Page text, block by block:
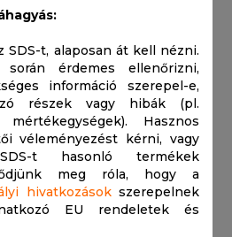
t, alaposan át kell nézni.
során érdemes ellenőrizni,
információ szerepel-e,
részek vagy hibák (pl.
Hasznos
véleményezést kérni, vagy
t hasonló termékek
meg róla, hogy a
hivatkozásokszerepelnek
EU rendeletek és